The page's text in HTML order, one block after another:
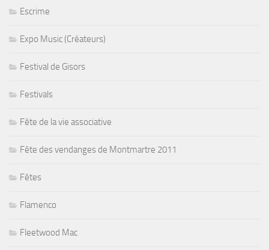
Escrime
Expo Music (Créateurs)
Festival de Gisors
Festivals
Fête de la vie associative
Fête des vendanges de Montmartre 2011
Fêtes
Flamenco
Fleetwood Mac